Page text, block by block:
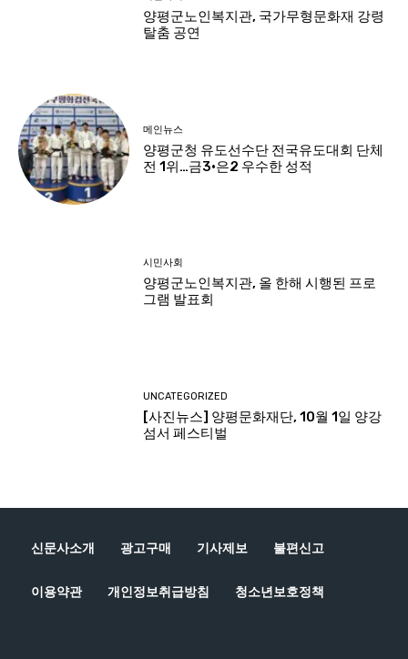
신문사소개 광고구매 기사제보 불편신고
이용약관 개인정보취급방침 청소년보호정책